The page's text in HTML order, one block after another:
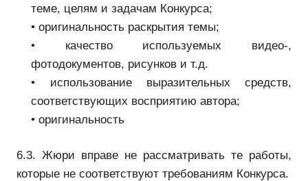
теме, целям и задачам Конкурса;
• оригинальность раскрытия темы;
• качество используемых видео-,
фотодокументов, рисунков и т.д.
• использование выразительных средств,
соответствующих восприятию автора;
• оригинальность
6.3. Жюри вправе не рассматривать те работы,
которые не соответствуют требованиям Конкурса.